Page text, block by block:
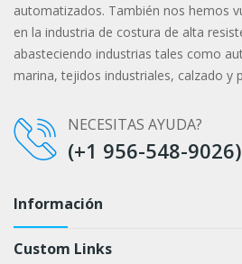
automatizados. También nos hemos
en la industria de costura de alta
abasteciendo industrias tales como
marina, tejidos industriales, calzado y
NECESITAS AYUDA?
(+1 956-548-9026)
Información
Custom Links